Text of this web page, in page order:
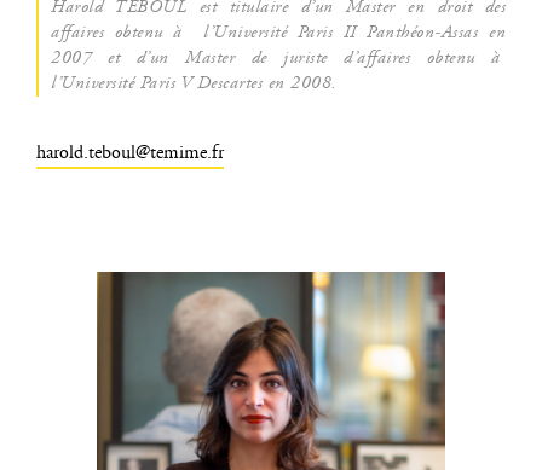
Harold TEBOUL est titu­laire d’un Mas­ter en droit des
affaires obte­nu à l’U­ni­ver­si­té Paris II Pan­théon-Assas en
2007 et d’un Mas­ter de juriste d’af­faires obte­nu à
l’U­ni­ver­si­té Paris V Des­cartes en 2008.
harold.teboul@temime.fr